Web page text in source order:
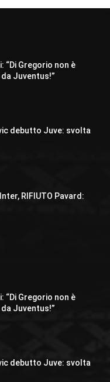
“Di Gregorio non è
Juventus!”
debutto Juve: svolta
RIFIUTO Pavard:
“Di Gregorio non è
Juventus!”
debutto Juve: svolta